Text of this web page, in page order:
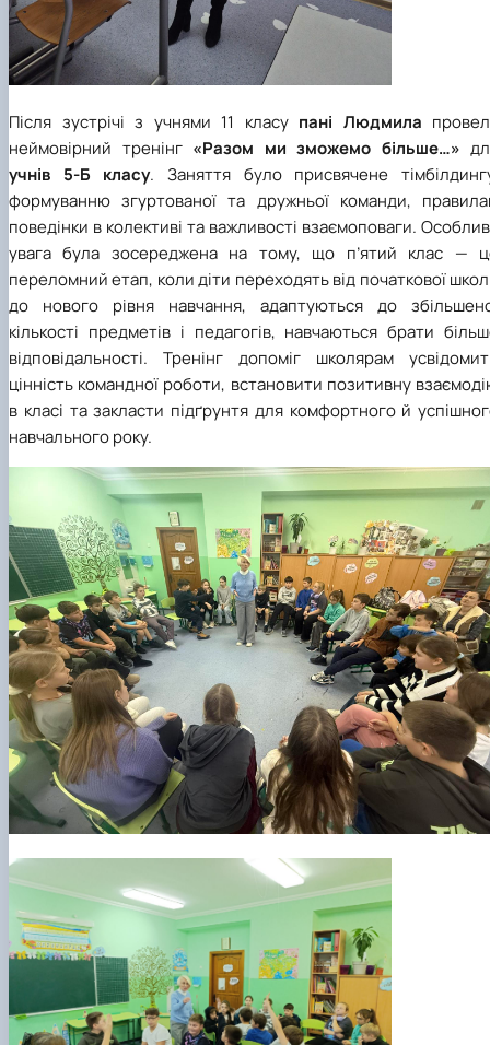
Після зустрічі з учнями 11 класу пані Людмила
неймовірний тренінг «Разом ми зможемо більше…»
учнів 5-Б класу. Заняття було присвячене
формуванню згуртованої та дружньої команди,
поведінки в колективі та важливості взаємоповаги.
увага була зосереджена на тому, що п’ятий клас —
переломний етап, коли діти переходять від початкової
до нового рівня навчання, адаптуються до
кількості предметів і педагогів, навчаються брати
відповідальності. Тренінг допоміг школярам
цінність командної роботи, встановити позитивну
в класі та закласти підґрунтя для комфортного й
навчального року.